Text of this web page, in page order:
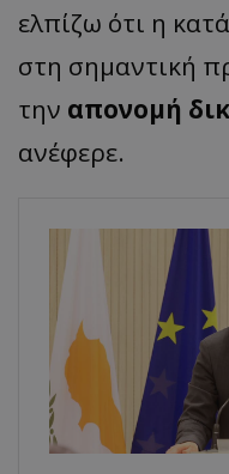
ελπίζω ότι η
στη σημαντική
την απονομή
ανέφερε.